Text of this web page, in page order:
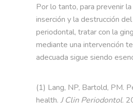
Por lo tanto, para prevenir
inserción y la destrucción
periodontal, tratar con la
mediante una intervención
adecuada sigue siendo
(1) Lang, NP, Bartold, PM.
health. J Clin Periodontol.